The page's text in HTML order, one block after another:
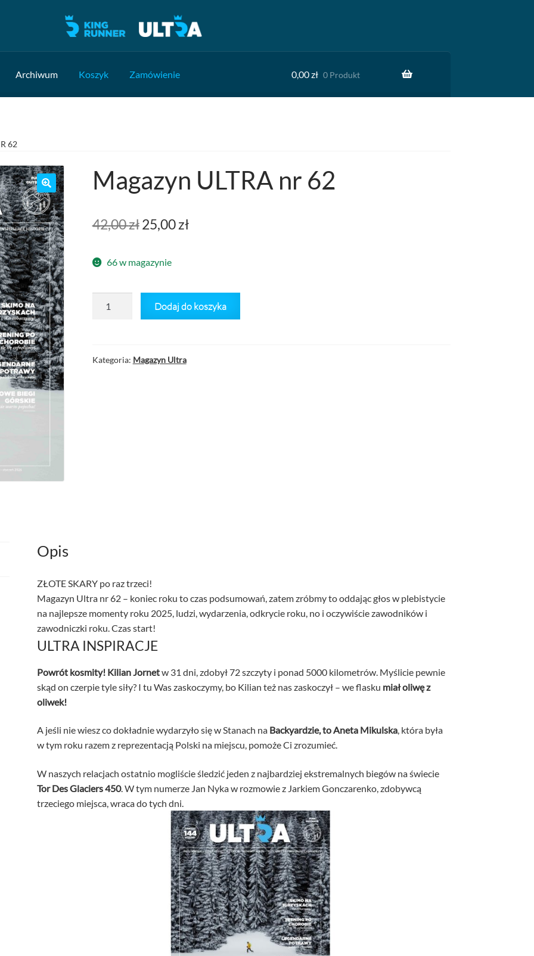
Archiwum Koszyk Zamówienie 0,00zł 0 Produkt
62
Magazyn ULTRA nr 62
42,00złPierwotna
wynosiła:
25,00złAktualna
66 w magazynie
62
Dodaj do koszyka
Kategoria: Magazyn Ultra
Opis
ZŁOTE SKARY po raz trzeci!
Magazyn Ultra nr 62 – koniec roku to czas podsumowań, zatem zróbmy to oddając głos w plebistycie
na najlepsze momenty roku 2025, ludzi, wydarzenia, odkrycie roku, no i oczywiście zawodników i
zawodniczki roku. Czas start!
ULTRA INSPIRACJE
Powrót kosmity! Kilian Jornetw 31 dni, zdobył 72 szczyty i ponad 5000 kilometrów. Myślicie pewnie
skąd on czerpie tyle siły? I tu Was zaskoczymy, bo Kilian też nas zaskoczył – we flasku miał oliwę z
oliwek!
A jeśli nie wiesz co dokładnie wydarzyło się w Stanach na Backyardzie, to Aneta Mikulska, która była
w tym roku razem z reprezentacją Polski na miejscu, pomoże Ci zrozumieć.
W naszych relacjach ostatnio mogliście śledzić jeden z najbardziej ekstremalnych biegów na świecie
Tor Des Glaciers 450. W tym numerze Jan Nyka w rozmowie z Jarkiem Gonczarenko, zdobywcą
trzeciego miejsca, wraca do tych dni.